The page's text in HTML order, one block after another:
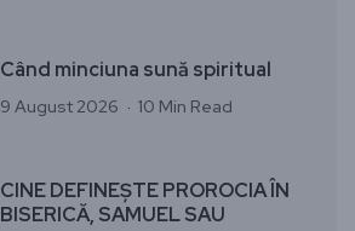
Când minciuna sună spiritual
9 August 2026 10 Min Read
CINE DEFINEȘTE PROROCIA ÎN
BISERICĂ, SAMUEL SAU